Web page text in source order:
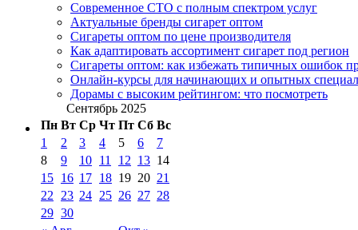
Современное СТО с полным спектром услуг
Актуальные бренды сигарет оптом
Сигареты оптом по цене производителя
Как адаптировать ассортимент сигарет под регион
Сигареты оптом: как избежать типичных ошибок
Онлайн-курсы для начинающих и опытных
Дорамы с высоким рейтингом: что посмотреть
Сентябрь 2025
Пн Вт Ср Чт Пт Сб Вс
1 2 3 4 5 6
7
8
9 10 11 12 13 14
15 16 17 18 19 20 21
22
23 24 25 26 27 28
29 30